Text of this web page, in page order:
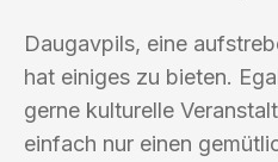
Daugavpils, eine
hat einiges zu bieten.
gerne kulturelle
einfach nur einen